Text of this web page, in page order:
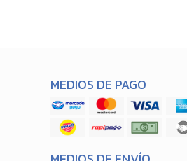
MEDIOS DE PAGO